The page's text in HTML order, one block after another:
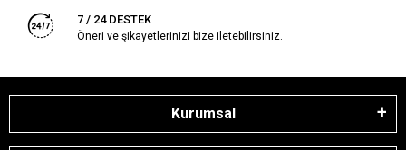
7 / 24 DESTEK
Öneri ve şikayetlerinizi bize iletebilirsiniz.
Kurumsal